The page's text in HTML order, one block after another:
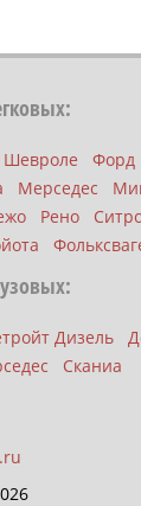
Шевроле Форд
Мерседес
Рено
Дизель
Сканиа